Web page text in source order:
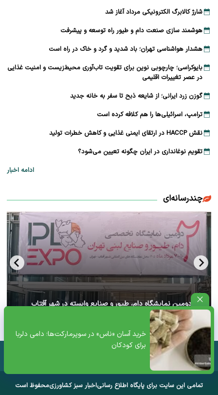
خرید آسان «ناس» در سوپرمارکت‌ها؛ دامی دلربا
برای کودکان
شارژ کالابرگ الکترونیکی مرداد آغاز شد
هوشمند سازی صنعت دام و طیور راه توسعه و پیشرفت
هشدار هواشناسی تهران؛ باد شدید و گرد و خاک در راه است
بایوکراسی؛ چارچوبی نوین برای تقویت تاب‌آوری محیط‌زیست و امنیت غذایی
در عصر تغییرات اقلیمی
گوزن زرد ایرانی؛ از شایعه ذبح تا سفر به خانه جدید
ترامپ، اسرائیلی‌ها را هم کلافه کرده است
نقش HACCP در ارتقای ایمنی غذایی و کاهش خطرات تولید
تقویم نوغانداری در ایران چگونه تعیین می‌شود؟
ادامه اخبار
چندرسانه‌ای
آغاز دومین نمایشگاه دام، طیور و صنایع وابسته در شهر آفتاب
تهران+ ویدئو
تمامی این سایت برای پایگاه اطلاع رسانیاخبار سبز کشاورزیمحفوظ است